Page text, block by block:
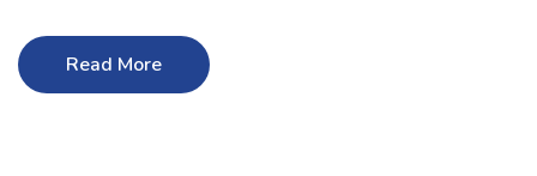
Read More